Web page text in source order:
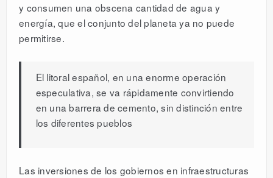
y consumen una obscena cantidad de agua y
energía, que el conjunto del planeta ya no puede
permitirse.
El litoral español, en una enorme operación
especulativa, se va rápidamente convirtiendo
en una barrera de cemento, sin distinción entre
los diferentes pueblos
Las inversiones de los gobiernos en infraestructuras